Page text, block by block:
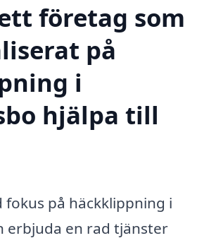
företag som
på
i
hjälpa till
på häckklippning i
erbjuda en rad tjänster